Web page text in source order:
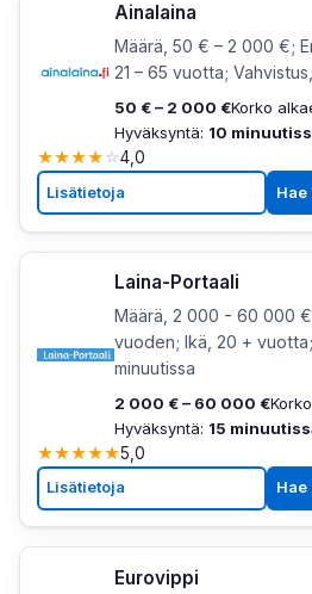
Ainalaina
Määrä, 50 € – 2 000 €;
21 – 65 vuotta;
50 € – 2 000 €Korko
Hyväksyntä: 10
★★★★☆4,0
Lisätietoja Hae
Laina-Portaali
Määrä, 2 000 - 60 000
vuoden; Ikä, 20 +
minuutissa
2 000 € – 60 000 €
Hyväksyntä: 15
★★★★★5,0
Lisätietoja Hae
Eurovippi